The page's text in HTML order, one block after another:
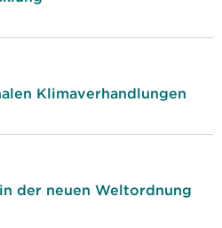
Klimaverhandlungen
der neuen Weltordnung